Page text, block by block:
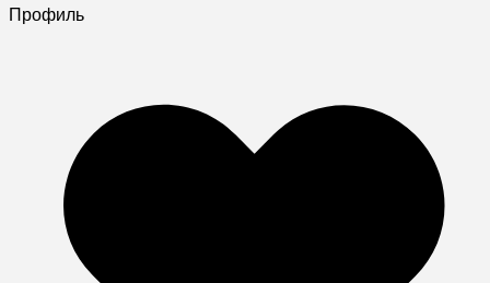
Профиль